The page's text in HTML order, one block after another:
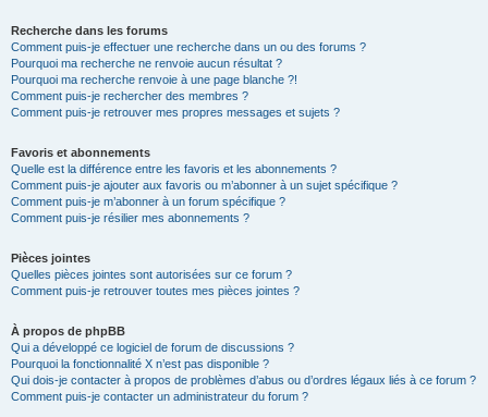
Recherche dans les forums
Comment puis-je effectuer une recherche dans un ou des forums ?
Pourquoi ma recherche ne renvoie aucun résultat ?
Pourquoi ma recherche renvoie à une page blanche ?!
Comment puis-je rechercher des membres ?
Comment puis-je retrouver mes propres messages et sujets ?
Favoris et abonnements
Quelle est la différence entre les favoris et les abonnements ?
Comment puis-je ajouter aux favoris ou m’abonner à un sujet spécifique ?
Comment puis-je m’abonner à un forum spécifique ?
Comment puis-je résilier mes abonnements ?
Pièces jointes
Quelles pièces jointes sont autorisées sur ce forum ?
Comment puis-je retrouver toutes mes pièces jointes ?
À propos de phpBB
Qui a développé ce logiciel de forum de discussions ?
Pourquoi la fonctionnalité X n’est pas disponible ?
Qui dois-je contacter à propos de problèmes d’abus ou d’ordres légaux liés à ce forum ?
Comment puis-je contacter un administrateur du forum ?